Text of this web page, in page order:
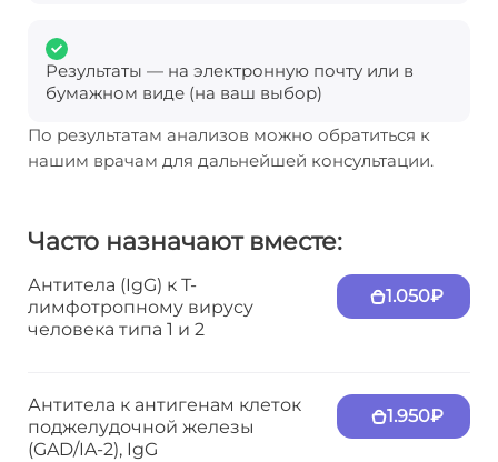
Результаты — на электронную почту или в
бумажном виде (на ваш выбор)
По результатам анализов можно обратиться к
нашим врачам для дальнейшей консультации.
Часто назначают вместе:
Антитела (IgG) к Т-
лимфотропному вирусу
человека типа 1 и 2
1.050₽
Антитела к антигенам клеток
поджелудочной железы
(GAD/IA-2), IgG
1.950₽